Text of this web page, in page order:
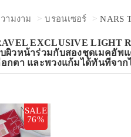
ามงาม บรอนเซอร์ NARS
EXCLUSIVE LIGHT
ผิวหน้าร่วมกับสองชุดเมคอั
กตา และพวงแก้มได้ทันทีจาก
SALE
76%